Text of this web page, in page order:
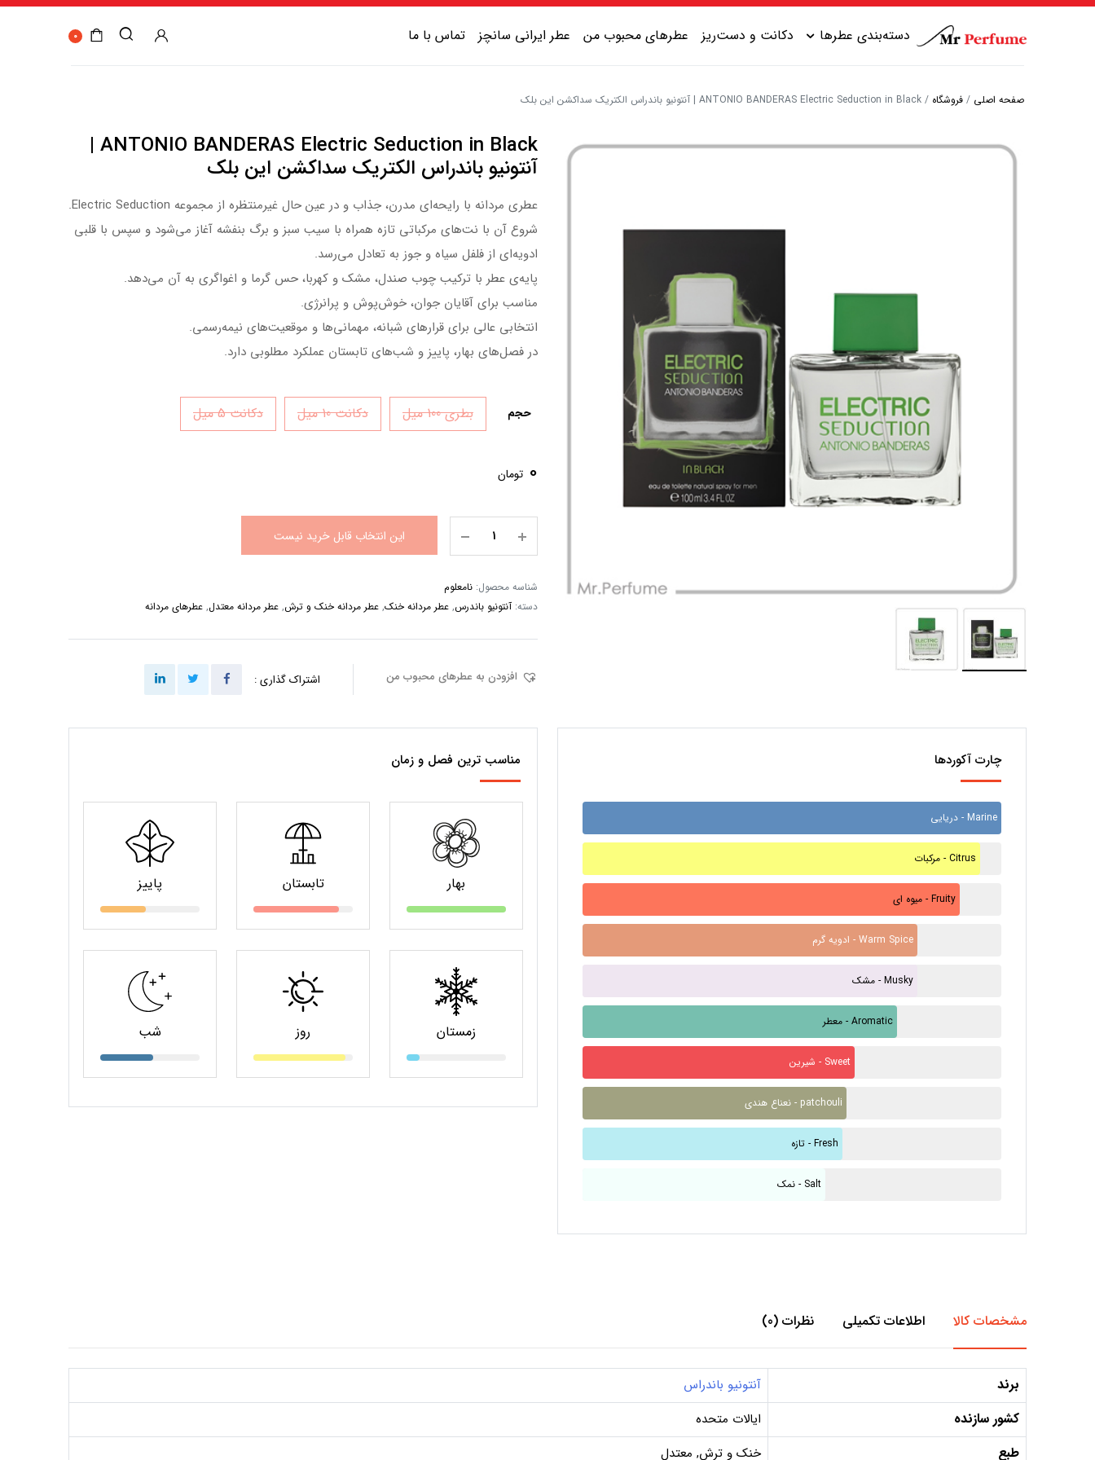
دسته‌بندی عطرها
عطر زنانه گرم
عطر یونیسکس تلخ
دکانت و دست‌ریز عطرهای محبوب من عطر ایرانی سانچز تماس با ما 0
صفحه اصلی / فروشگاه / ANTONIO BANDERAS Electric Seduction in Black | آنتونیو باندراس الکتریک سداکشن این بلک
ANTONIO BANDERAS Electric Seduction in Black |
آنتونیو باندراس الکتریک سداکشن این بلک
عطری مردانه با رایحه‌ای مدرن، جذاب و در عین حال غیرمنتظره از مجموعه Electric Seduction.
شروع آن با نت‌های مرکباتی تازه همراه با سیب سبز و برگ بنفشه آغاز می‌شود و سپس با قلبی
ادویه‌ای از فلفل سیاه و جوز به تعادل می‌رسد.
پایه‌ی عطر با ترکیب چوب صندل، مشک و کهربا، حس گرما و اغواگری به آن می‌دهد.
مناسب برای آقایان جوان، خوش‌پوش و پرانرژی.
انتخابی عالی برای قرارهای شبانه، مهمانی‌ها و موقعیت‌های نیمه‌رسمی.
در فصل‌های بهار، پاییز و شب‌های تابستان عملکرد مطلوبی دارد.
حجم بطری 100 میل دکانت 10 میل دکانت 5 میل
0 تومان
این انتخاب قابل خرید نیست
شناسه محصول: نامعلوم
دسته: آنتونیو باندرس, عطر مردانه خنک, عطر مردانه خنک و ترش, عطر مردانه معتدل, عطرهای مردانه
افزودن به عطرهای محبوب من اشتراک گذاری :
چارت آکوردها
دریایی - Marine
مرکبات - Citrus
میوه ای - Fruity
ادویه گرم - Warm Spice
مشک - Musky
معطر - Aromatic
شیرین - Sweet
نعناع هندی - patchouli
تازه - Fresh
نمک - Salt
مناسب ترین فصل و زمان
بهار تابستان پاییز
زمستان روز شب
مشخصات کالا اطلاعات تکمیلی نظرات (0)
برند آنتونیو باندراس
کشور سازنده ایالات متحده
طبع خنک و ترش, معتدل